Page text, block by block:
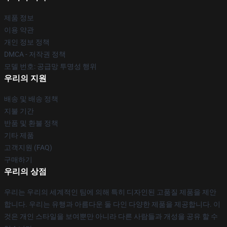
제품 정보
이용 약관
개인 정보 정책
DMCA - 저작권 정책
모델 번호: 공급망 투명성 행위
우리의 지원
배송 및 배송 정책
지불 기간
반품 및 환불 정책
기타 제품
고객지원 (FAQ)
구매하기
우리의 상점
우리는 우리의 세계적인 팀에 의해 특히 디자인된 고품질 제품을 제안
합니다. 우리는 유행과 아름다운 둘 다인 다양한 제품을 제공합니다. 이
것은 개인 스타일을 보여뿐만 아니라 다른 사람들과 개성을 공유 할 수